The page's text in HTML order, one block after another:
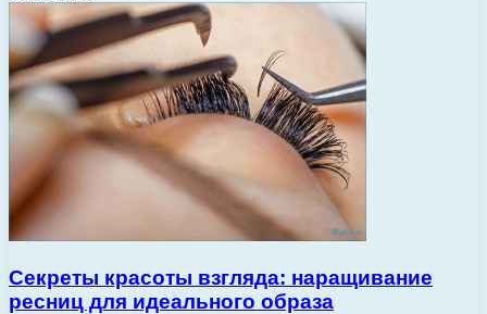
Секреты красоты взгляда: наращивание
ресниц для идеального образа